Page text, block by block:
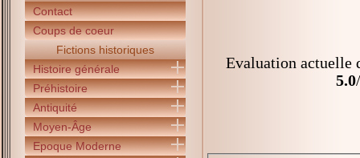
Contact
Coups de coeur
Fictions historiques
Histoire générale
Préhistoire
Antiquité
Moyen-Âge
Epoque Moderne
Evaluation actuelle
5.0